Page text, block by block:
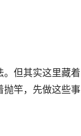
。但其实这里藏着
抛竿，先做这些事